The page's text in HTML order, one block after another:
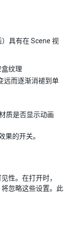
具有在 Scene 视
纹理
远而逐渐消褪到单
质是否显示动画
果的开关。
性。在打开时，
忽略这些设置。此